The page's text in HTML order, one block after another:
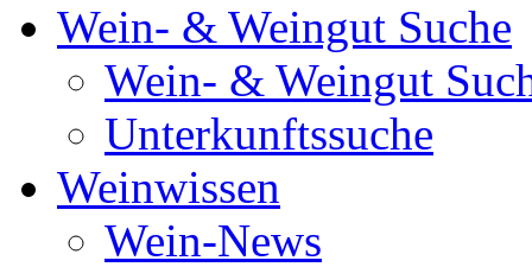
Wein- & Weingut Suche
Wein- & Weingut
Unterkunftssuche
Weinwissen
Wein-News